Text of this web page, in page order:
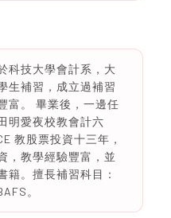
科技大學會計系，大
生補習，成立過補習
富。 畢業後，一邊任
明愛夜校教會計六
教股票投資十三年，
，教學經驗豐富，並
籍。擅長補習科目：
。